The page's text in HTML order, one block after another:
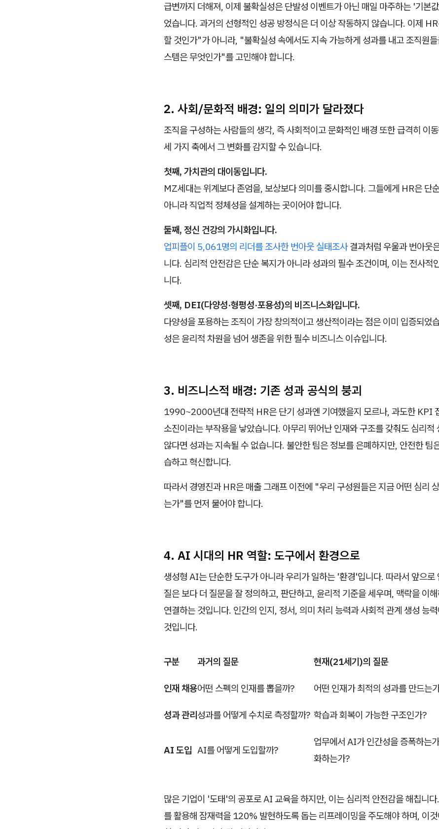
급변까지 더해져, 이제 불확실성은 단발성 이벤트가 아닌 매일 마주하는 '기본
었습니다. 과거의 선형적인 성공 방정식은 더 이상 작동하지 않습니다. 이제
할 것인가"가 아니라, "불확실성 속에서도 지속 가능하게 성과를 내고 조직원들
스템은 무엇인가"를 고민해야 합니다.
2. 사회/문화적 배경: 일의 의미가 달라졌다
조직을 구성하는 사람들의 생각, 즉 사회적이고 문화적인 배경 또한 급격히 이
세 가지 축에서 그 변화를 감지할 수 있습니다.
첫째, 가치관의 대이동입니다.
MZ세대는 위계보다 존엄을, 보상보다 의미를 중시합니다. 그들에게 HR은 단
아니라 직업적 정체성을 설계하는 곳이어야 합니다.
둘째, 정신 건강의 가시화입니다.
업피플이 5,061명의 리더를 조사한 번아웃 실태조사결과처럼 우울과 번아웃
니다. 심리적 안전감은 단순 복지가 아니라 성과의 필수 조건이며, 이는 전사적
니다.
셋째, DEI(다양성·형평성·포용성)의 비즈니스화입니다.
다양성을 포용하는 조직이 가장 창의적이고 생산적이라는 점은 이미 입증되었
성은 윤리적 차원을 넘어 생존을 위한 필수 비즈니스 이슈입니다.
3. 비즈니스적 배경: 기존 성과 공식의 붕괴
1990~2000년대 전략적 HR은 단기 성과엔 기여했을지 모르나, 과도한 KPI
소진이라는 부작용을 낳았습니다. 아무리 뛰어난 인재와 구조를 갖춰도 심리적
않다면 성과는 지속될 수 없습니다. 불안한 팀은 정보를 은폐하지만, 안전한 팀
습하고 혁신합니다.
따라서 경영진과 HR은 매출 그래프 이전에 "우리 구성원들은 지금 어떤 심리
는가"를 먼저 물어야 합니다.
4. AI 시대의 HR 역할: 도구에서 환경으로
생성형 AI는 단순한 도구가 아니라 우리가 일하는 '환경'입니다. 따라서 앞으로
질은 보다 더 질문을 잘 정의하고, 판단하고, 윤리적 기준을 세우며, 맥락을 이
연결하는 것입니다. 인간의 인지, 정서, 의미 처리 능력과 사회적 관계 생성 능
것입니다.
구분 과거의 질문 현재(21세기)의 질문
인재 채용어떤 스펙의 인재를 뽑을까? 어떤 인재가 최적의 성과를 만드는
성과 관리 성과를 어떻게 수치로 측정할까? 학습과 회복이 가능한 구조인가?
AI 도입 AI를 어떻게 도입할까?
업무에서 AI가 인간성을 증폭하는
화하는가?
많은 기업이 '도태'의 공포로 AI 교육을 하지만, 이는 심리적 안전감을 해칩니
를 활용해 잠재력을 120% 발현하도록 돕는 리프레이밍을 주도해야 하며, 이